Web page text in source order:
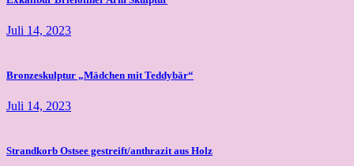
Juli 14, 2023
Bronzeskulptur „Mädchen mit Teddybär“
Juli 14, 2023
Strandkorb Ostsee gestreift/anthrazit aus Holz